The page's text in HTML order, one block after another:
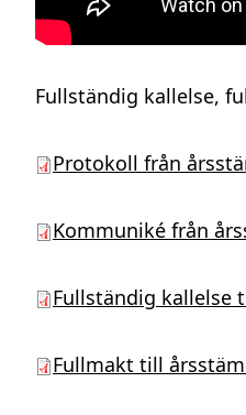
Fullständig kallelse,
Protokoll från
Kommuniké från
Fullständig kallelse
Fullmakt till